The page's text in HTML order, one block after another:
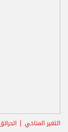
التغير المناخي